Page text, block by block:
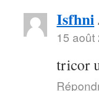
Isfhni
15 août
tricor